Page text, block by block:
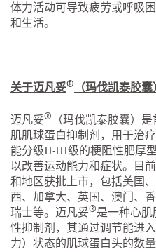
体力活动可导致疲劳或呼吸
和生活。
关于迈凡妥® （玛伐凯泰胶囊
迈凡妥®
（玛伐凯泰胶囊）
肌肌球蛋白抑制剂，用于治
能分级II-III级的梗阻性肥厚
以改善运动能力和症状。目
和地区获批上市，包括美国
西、加拿大、英国、澳门、
瑞士等。迈凡妥®是一种心肌
性抑制剂，其通过调节能进
力）状态的肌球蛋白头的数